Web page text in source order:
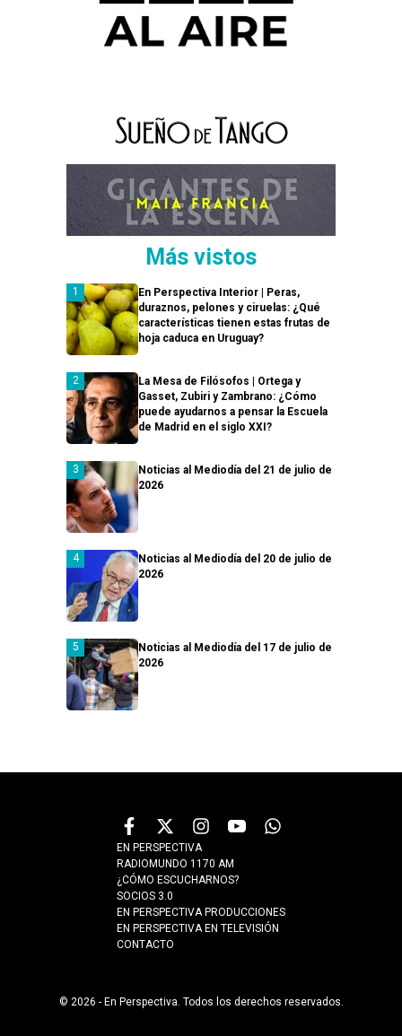
Más vistos
En Perspectiva Interior | Peras,
duraznos, pelones y ciruelas: ¿Qué
características tienen estas frutas de
hoja caduca en Uruguay?
La Mesa de Filósofos | Ortega y
Gasset, Zubiri y Zambrano: ¿Cómo
puede ayudarnos a pensar la Escuela
de Madrid en el siglo XXI?
Noticias al Mediodía del 21 de julio de
2026
Noticias al Mediodía del 20 de julio de
2026
Noticias al Mediodía del 17 de julio de
2026
EN PERSPECTIVA
RADIOMUNDO 1170 AM
¿CÓMO ESCUCHARNOS?
SOCIOS 3.0
EN PERSPECTIVA PRODUCCIONES
EN PERSPECTIVA EN TELEVISIÓN
CONTACTO
© 2026 - En Perspectiva. Todos los derechos reservados.